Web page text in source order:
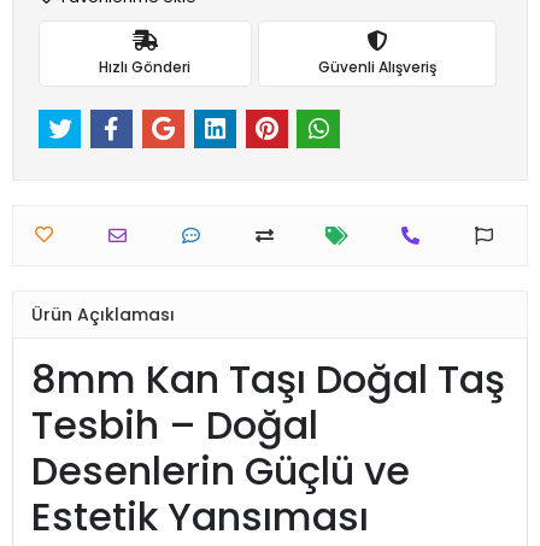
Hızlı Gönderi Güvenli Alışveriş
Ürün Açıklaması
8mm Kan Taşı Doğal Taş
Tesbih – Doğal
Desenlerin Güçlü ve
Estetik Yansıması